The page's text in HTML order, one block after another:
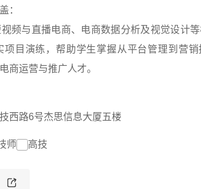
：
频与直播电商、电商数据分析及视觉设计等
项目演练，帮助学生掌握从平台管理到营销
商运营与推广人才。
西路6号杰思信息大厦五楼
师 高技